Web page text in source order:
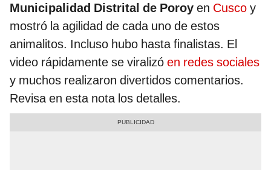
Municipalidad Distrital de Poroy en Cusco y
mostró la agilidad de cada uno de estos
animalitos. Incluso hubo hasta finalistas. El
video rápidamente se viralizó en redes sociales
y muchos realizaron divertidos comentarios.
Revisa en esta nota los detalles.